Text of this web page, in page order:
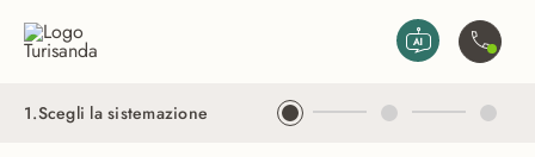
1.Scegli la sistemazione